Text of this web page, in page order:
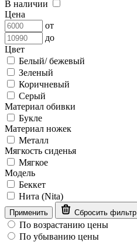
В наличии
Цена
от
до
Цвет
Белый/ бежевый
Зеленый
Коричневый
Серый
Материал обивки
Букле
Материал ножек
Металл
Мягкость сиденья
Мягкое
Модель
Беккет
Нита (Nita)
Применить Сбросить фильтр
По возрастанию цены
По убыванию цены